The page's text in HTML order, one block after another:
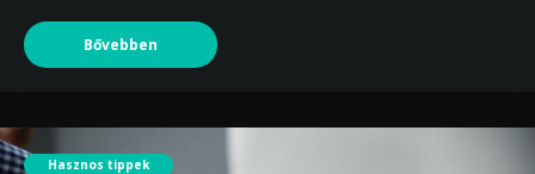
Bővebben
Hasznos tippek